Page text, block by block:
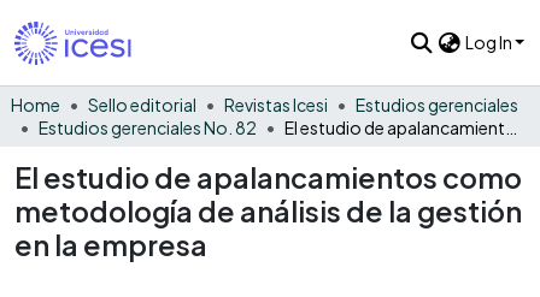
Log In
Home Sello editorial Revistas Icesi
Estudios gerenciales
Estudios gerenciales No. 82
El estudio de apalancamientos como
metodología de análisis de la gestión
en la empresa